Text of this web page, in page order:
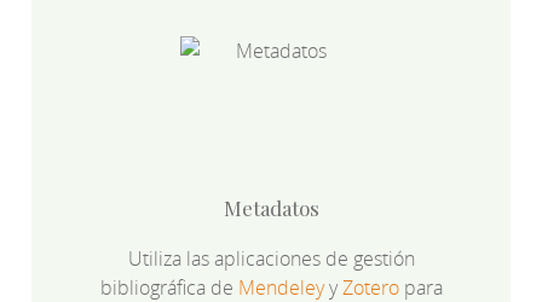
Metadatos
Utiliza las aplicaciones de gestión
bibliográfica de MendeleyyZoteropara